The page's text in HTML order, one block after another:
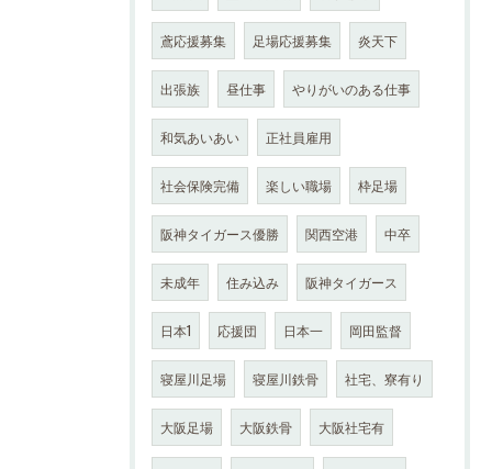
鳶応援募集 足場応援募集 炎天下
出張族 昼仕事 やりがいのある仕事
和気あいあい 正社員雇用
社会保険完備 楽しい職場 枠足場
阪神タイガース優勝 関西空港 中卒
未成年 住み込み 阪神タイガース
日本1 応援団 日本一 岡田監督
寝屋川足場 寝屋川鉄骨 社宅、寮有り
大阪足場 大阪鉄骨 大阪社宅有